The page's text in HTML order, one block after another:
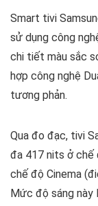
Smart tivi
sử dụng công
chi tiết màu sắc
hợp công nghệ
tương phản.
Qua đo đạc, tivi
đa 417 nits ở chế
chế độ Cinema
Mức độ sáng